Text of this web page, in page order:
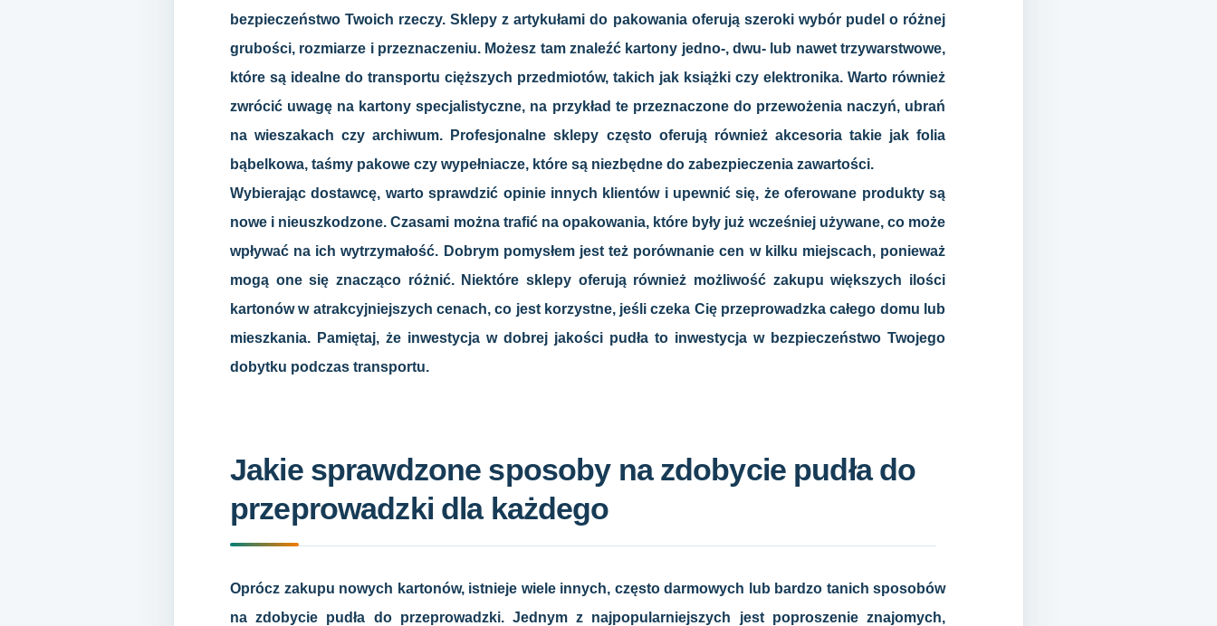
bezpieczeństwo Twoich rzeczy. Sklepy z artykułami do pakowania oferują szeroki wybór pudel o różnej
grubości, rozmiarze i przeznaczeniu. Możesz tam znaleźć kartony jedno-, dwu- lub nawet trzywarstwowe,
które są idealne do transportu cięższych przedmiotów, takich jak książki czy elektronika. Warto również
zwrócić uwagę na kartony specjalistyczne, na przykład te przeznaczone do przewożenia naczyń, ubrań
na wieszakach czy archiwum. Profesjonalne sklepy często oferują również akcesoria takie jak folia
bąbelkowa, taśmy pakowe czy wypełniacze, które są niezbędne do zabezpieczenia zawartości.
Wybierając dostawcę, warto sprawdzić opinie innych klientów i upewnić się, że oferowane produkty są
nowe i nieuszkodzone. Czasami można trafić na opakowania, które były już wcześniej używane, co może
wpływać na ich wytrzymałość. Dobrym pomysłem jest też porównanie cen w kilku miejscach, ponieważ
mogą one się znacząco różnić. Niektóre sklepy oferują również możliwość zakupu większych ilości
kartonów w atrakcyjniejszych cenach, co jest korzystne, jeśli czeka Cię przeprowadzka całego domu lub
mieszkania. Pamiętaj, że inwestycja w dobrej jakości pudła to inwestycja w bezpieczeństwo Twojego
dobytku podczas transportu.
Jakie sprawdzone sposoby na zdobycie pudła do
przeprowadzki dla każdego
Oprócz zakupu nowych kartonów, istnieje wiele innych, często darmowych lub bardzo tanich sposobów
na zdobycie pudła do przeprowadzki. Jednym z najpopularniejszych jest poproszenie znajomych,